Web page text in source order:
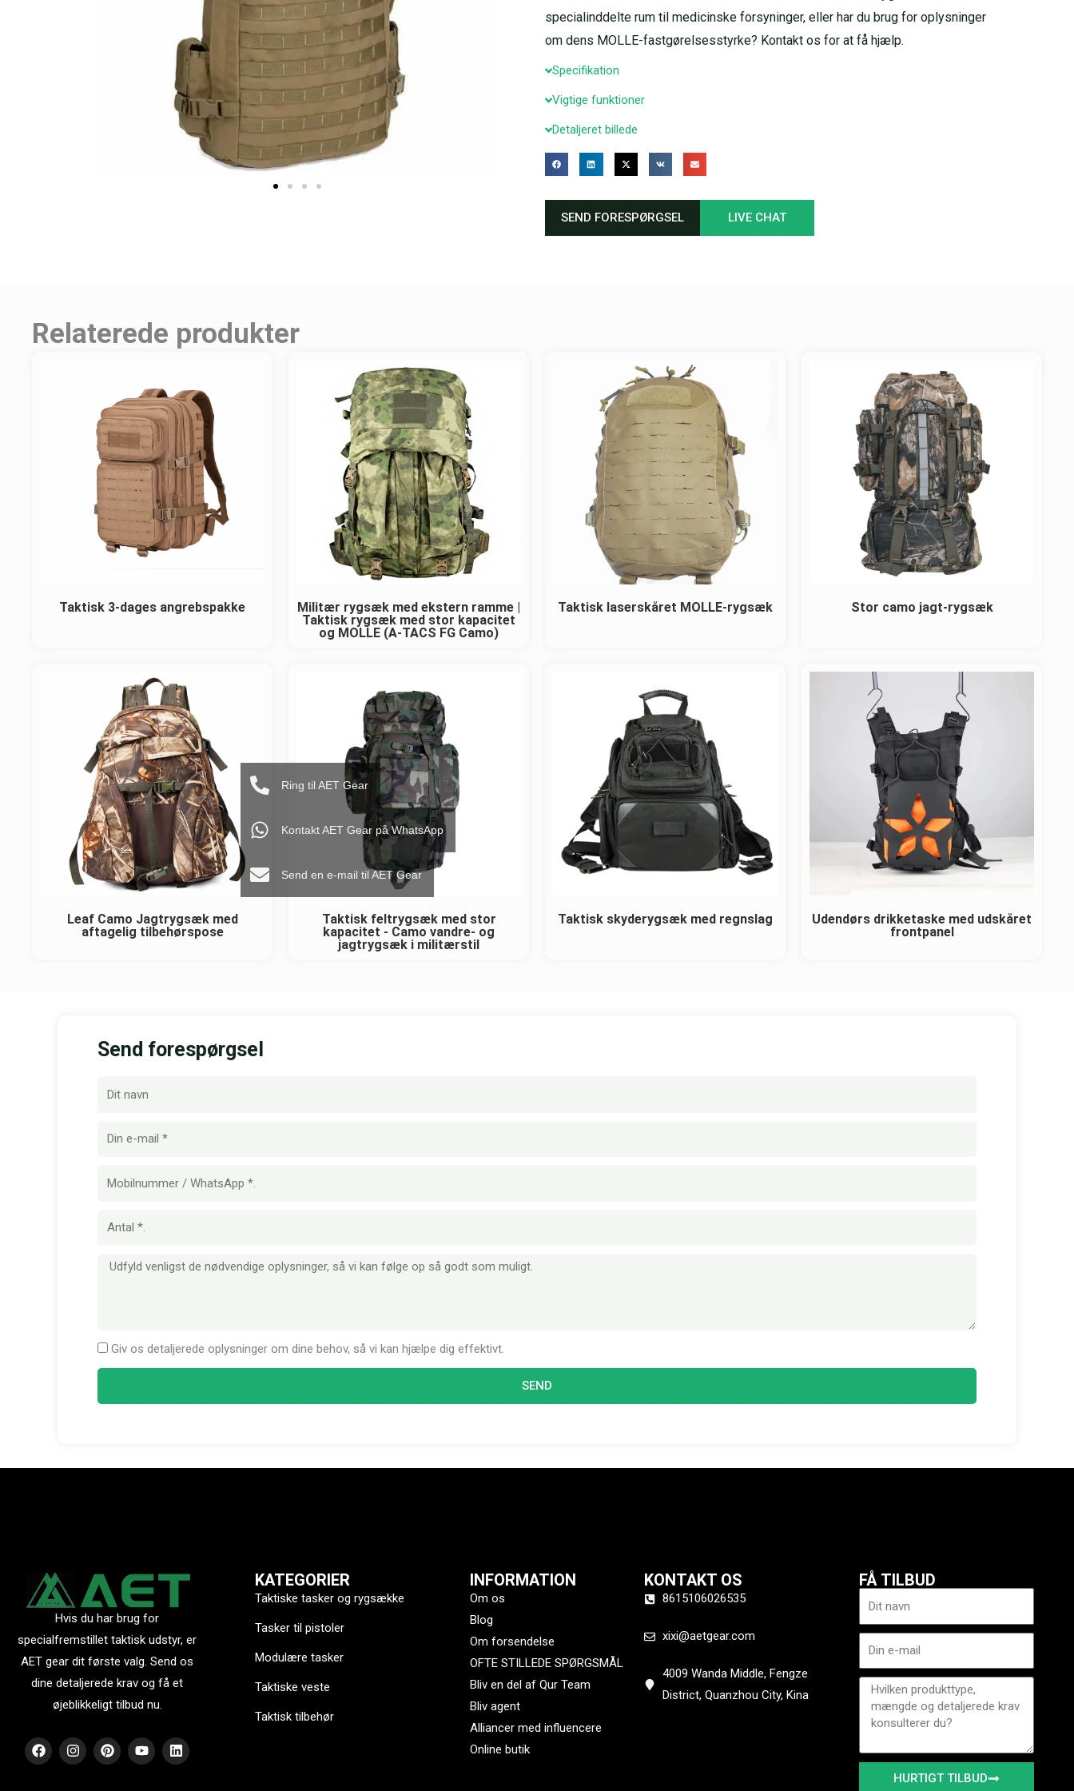
specialinddelte rum til medicinske forsyninger, eller har du brug for oplysninger
om dens MOLLE-fastgørelsesstyrke? Kontakt os for at få hjælp.
Specifikation
Vigtige funktioner
Detaljeret billede
SEND FORESPØRGSEL LIVE CHAT
Relaterede produkter
Taktisk 3-dages angrebspakke
Militær rygsæk med ekstern ramme |
Taktisk rygsæk med stor kapacitet
og MOLLE (A-TACS FG Camo)
Taktisk laserskåret MOLLE-rygsæk Stor camo jagt-rygsæk
Leaf Camo Jagtrygsæk med
aftagelig tilbehørspose
Taktisk feltrygsæk med stor
kapacitet - Camo vandre- og
jagtrygsæk i militærstil
Taktisk skyderygsæk med regnslag
Udendørs drikketaske med udskåret
frontpanel
Send forespørgsel
E-
Mængde
Besked
Giv os detaljerede oplysninger om dine behov, så vi kan hjælpe dig effektivt.
SEND
Hvis du har brug for
specialfremstillet taktisk udstyr, er
AET gear dit første valg. Send os
dine detaljerede krav og få et
øjeblikkeligt tilbud nu.
F
a
c
I
n
s
P
i
n
Y
o
u
L
i
n
KATEGORIER
Taktiske tasker og rygsække
Tasker til pistoler
Modulære tasker
Taktiske veste
Taktisk tilbehør
INFORMATION
Om os
Blog
Om forsendelse
OFTE STILLEDE SPØRGSMÅL
Bliv en del af Qur Team
Bliv agent
Alliancer med influencere
Online butik
KONTAKT OS
8615106026535
xixi@aetgear.com
4009 Wanda Middle, Fengze
District, Quanzhou City, Kina
FÅ TILBUD
E-
mail
Besked
HURTIGT TILBUD
Ring til AET Gear
Kontakt AET Gear på WhatsApp
Send en e-mail til AET Gear